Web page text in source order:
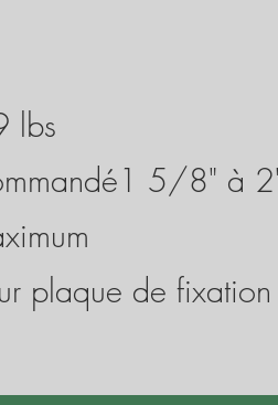
lbs
5/8" à
plaque de